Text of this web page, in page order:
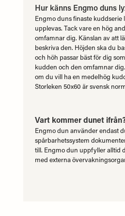
Hur känns Engmo duns
Engmo duns finaste
upplevas. Tack vare en hög
omfamnar dig. Känslan av att
beskriva den. Höjden ska du
och höh passar bäst för dig
kudden och den omfamnar
om du vill ha en medelhög
Storleken 50x60 är svensk
Vart kommer dunet
Engmo dun använder endast
spårbarhetssystem
till. Engmo dun uppfyller alltid
med externa